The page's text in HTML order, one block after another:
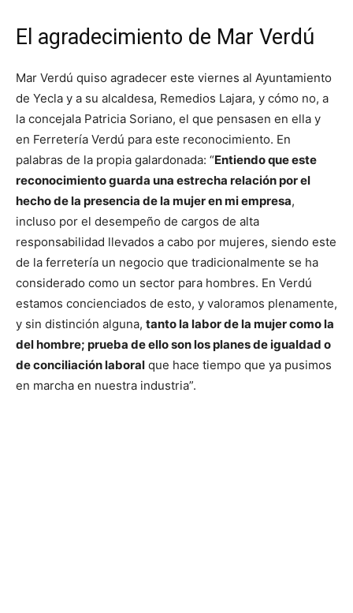
El agradecimiento de Mar Verdú
Mar Verdú quiso agradecer este viernes al Ayuntamiento
de Yecla y a su alcaldesa, Remedios Lajara, y cómo no, a
la concejala Patricia Soriano, el que pensasen en ella y
en Ferretería Verdú para este reconocimiento. En
palabras de la propia galardonada: “Entiendo que este
reconocimiento guarda una estrecha relación por el
hecho de la presencia de la mujer en mi empresa,
incluso por el desempeño de cargos de alta
responsabilidad llevados a cabo por mujeres, siendo este
de la ferretería un negocio que tradicionalmente se ha
considerado como un sector para hombres. En Verdú
estamos concienciados de esto, y valoramos plenamente,
y sin distinción alguna, tanto la labor de la mujer como la
del hombre; prueba de ello son los planes de igualdad o
de conciliación laboral que hace tiempo que ya pusimos
en marcha en nuestra industria”.